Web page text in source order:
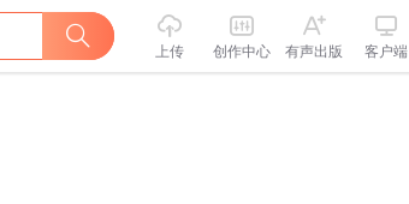
上传 创作中心 有声出版 客户端